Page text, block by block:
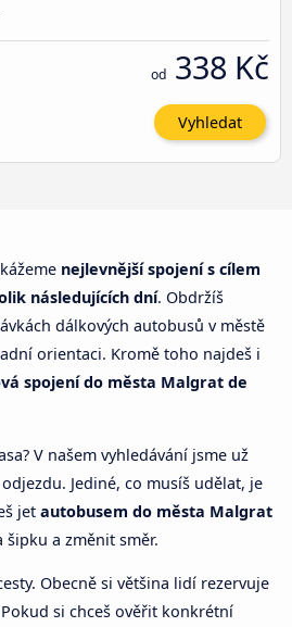
od 338 Kč
Vyhledat
nejlevnější spojení s cílem
následujících dní. Obdržíš
dálkových autobusů v městě
orientaci. Kromě toho najdeš i
spojení do města Malgrat de
V našem vyhledávání jsme už
Jediné, co musíš udělat, je
jet autobusem do města Malgrat
a změnit směr.
Obecně si většina lidí rezervuje
si chceš ověřit konkrétní